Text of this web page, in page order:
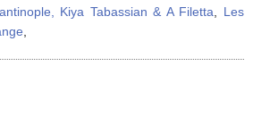
Kiya Tabassian & A Filetta
Les